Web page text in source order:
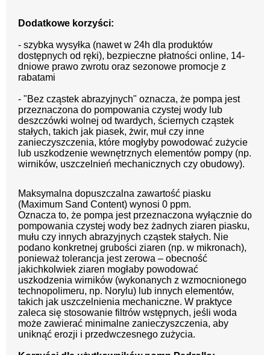
Dodatkowe korzyści:
- szybka wysyłka (nawet w 24h dla produktów
dostępnych od ręki), bezpieczne płatności online, 14-
dniowe prawo zwrotu oraz sezonowe promocje z
rabatami
- "Bez cząstek abrazyjnych" oznacza, że pompa jest
przeznaczona do pompowania czystej wody lub
deszczówki wolnej od twardych, ściernych cząstek
stałych, takich jak piasek, żwir, muł czy inne
zanieczyszczenia, które mogłyby powodować zużycie
lub uszkodzenie wewnętrznych elementów pompy (np.
wirników, uszczelnień mechanicznych czy obudowy).
Maksymalna dopuszczalna zawartość piasku
(Maximum Sand Content) wynosi 0 ppm.
Oznacza to, że pompa jest przeznaczona wyłącznie do
pompowania czystej wody bez żadnych ziaren piasku,
mułu czy innych abrazyjnych cząstek stałych. Nie
podano konkretnej grubości ziaren (np. w mikronach),
ponieważ tolerancja jest zerowa – obecność
jakichkolwiek ziaren mogłaby powodować
uszkodzenia wirników (wykonanych z wzmocnionego
technopolimeru, np. Norylu) lub innych elementów,
takich jak uszczelnienia mechaniczne. W praktyce
zaleca się stosowanie filtrów wstępnych, jeśli woda
może zawierać minimalne zanieczyszczenia, aby
uniknąć erozji i przedwczesnego zużycia.